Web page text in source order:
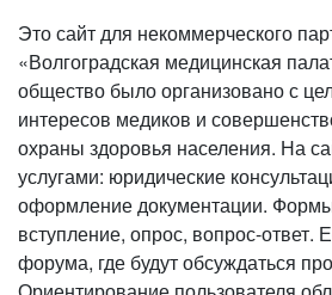
Это сайт для некоммерческого
«Волгоградская медицинская
общество было организовано с
интересов медиков и
охраны здоровья населения. На
услугами: юридические
оформление документации.
вступление, опрос, вопрос-ответ.
форума, где будут обсуждаться